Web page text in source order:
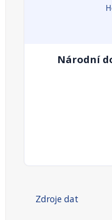
Národní
Zdroje dat